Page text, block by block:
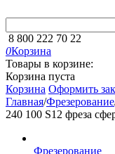
8 800 222 70 22
0Корзина
Товары в корзине:
Корзина пуста
Корзина Оформить
Главная/Фрезерование
240 100 S12 фреза
Фрезерование